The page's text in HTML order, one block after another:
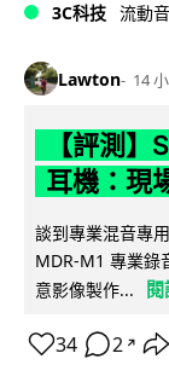
3C科技 流動
Lawton 14
【評測
耳機：現
談到專業混音專
MDR-M1 專業錄
意影像製作...
34 2 ↗